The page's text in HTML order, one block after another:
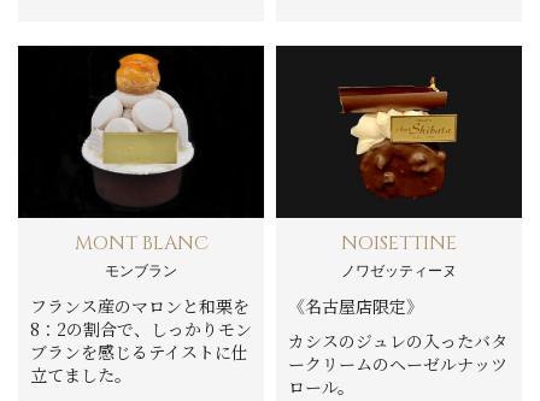
MONT BLANC
モンブラン
フランス産のマロンと和栗を
8：2の割合で、しっかりモン
ブランを感じるテイストに仕
立てました。
NOISETTINE
ノワゼッティーヌ
《名古屋店限定》
カシスのジュレの入ったバタ
ークリームのヘーゼルナッツ
ロール。